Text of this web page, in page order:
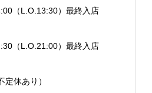
（L.O.13:30）最終入店
（L.O.21:00）最終入店
休あり）